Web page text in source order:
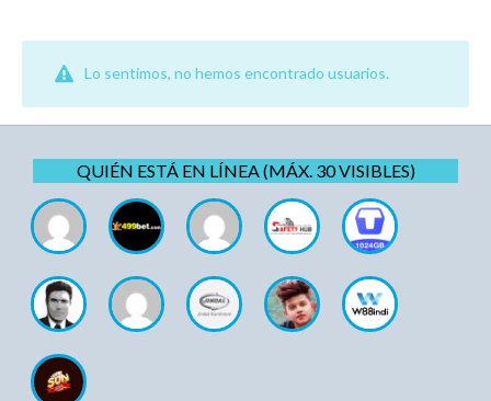
Lo sentimos, no hemos encontrado usuarios.
QUIÉN ESTÁ EN LÍNEA (MÁX. 30 VISIBLES)